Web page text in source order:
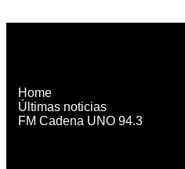
Home
Últimas noticias
FM Cadena UNO 94.3